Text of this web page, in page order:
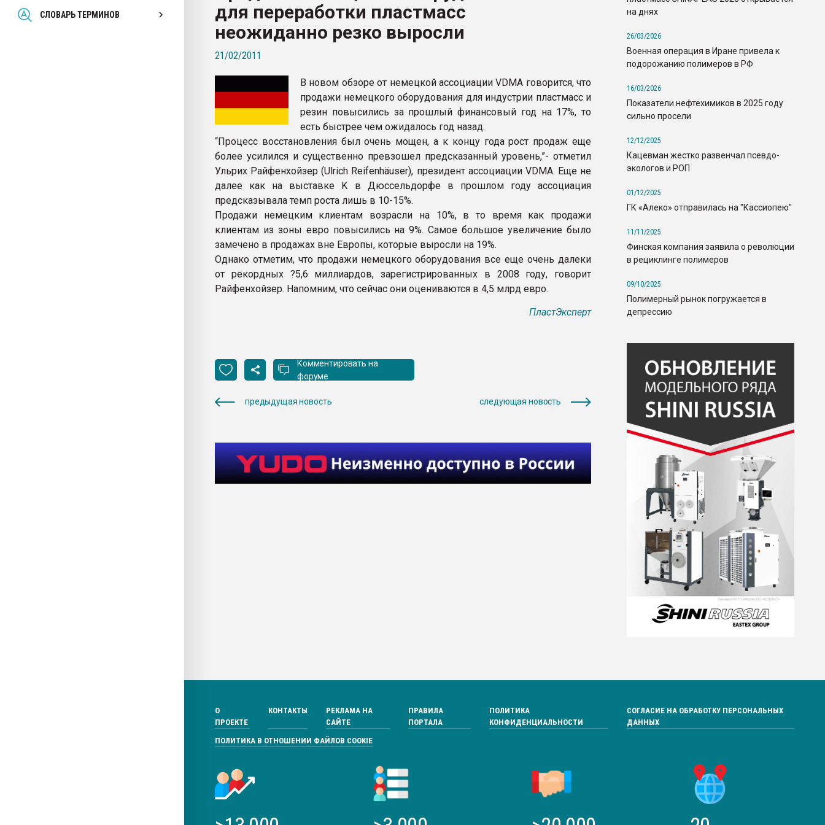
СЛОВАРЬ ТЕРМИНОВ
Всё, что касается выдува ПЭТ
бутылок
ПЕРЕЙТИ НА ФОРУМ
для переработки пластмасс
неожиданно резко выросли
21/02/2011
В новом обзоре от немецкой ассоциации VDMA говорится, что
продажи немецкого оборудования для индустрии пластмасс и
резин повысились за прошлый финансовый год на 17%, то
есть быстрее чем ожидалось год назад.
“Процесс восстановления был очень мощен, а к концу года рост продаж еще
более усилился и существенно превзошел предсказанный уровень,”- отметил
Ульрих Райфенхойзер (Ulrich Reifenhäuser), президент ассоциации VDMA. Еще не
далее как на выставке K в Дюссельдорфе в прошлом году ассоциация
предсказывала темп роста лишь в 10-15%.
Продажи немецким клиентам возрасли на 10%, в то время как продажи
клиентам из зоны евро повысились на 9%. Самое большое увеличение было
замечено в продажах вне Европы, которые выросли на 19%.
Однако отметим, что продажи немецкого оборудования все еще очень далеки
от рекордных ?5,6 миллиардов, зарегистрированных в 2008 году, говорит
Райфенхойзер. Напомним, что сейчас они оцениваются в 4,5 млрд евро.
ПластЭксперт
Комментировать на
форуме
предыдущая новость следующая новость
на днях
26/03/2026
Военная операция в Иране привела к
подорожанию полимеров в РФ
16/03/2026
Показатели нефтехимиков в 2025 году
сильно просели
12/12/2025
Кацевман жестко развенчал псевдо-
экологов и РОП
01/12/2025
ГК «Алеко» отправилась на "Кассиопею"
11/11/2025
Финская компания заявила о революции
в рециклинге полимеров
09/10/2025
Полимерный рынок погружается в
депрессию
О
ПРОЕКТЕ
КОНТАКТЫ
РЕКЛАМА НА
САЙТЕ
ПРАВИЛА
ПОРТАЛА
ПОЛИТИКА
КОНФИДЕНЦИАЛЬНОСТИ
СОГЛАСИЕ НА ОБРАБОТКУ ПЕРСОНАЛЬНЫХ
ДАННЫХ
ПОЛИТИКА В ОТНОШЕНИИ ФАЙЛОВ COOKIE